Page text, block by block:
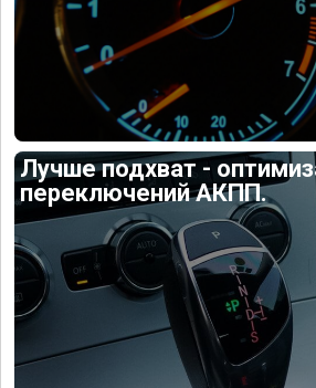
Лучше подхват -
переключений АКПП.